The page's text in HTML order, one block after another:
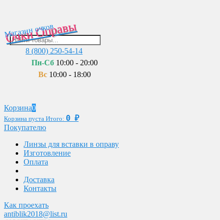
Очки Оправы
Магазин очков
8 (800) 250-54-14
Пн-Сб 10:00 - 20:00
Вс 10:00 - 18:00
Корзина0
Корзина пуста Итого: 0 ₽
Покупателю
Линзы для вставки в оправу
Изготовление
Оплата
Доставка
Контакты
Как проехать
antiblik2018@list.ru